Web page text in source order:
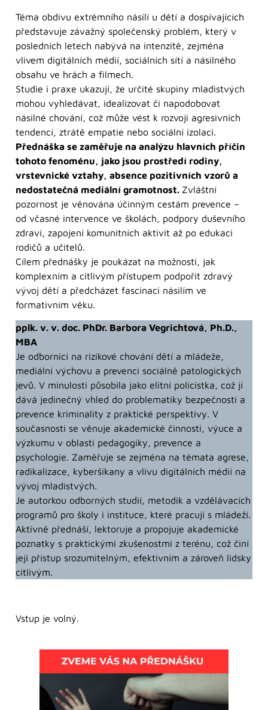
Téma obdivu extrémního násilí u dětí a dospívajících
představuje závažný společenský problém, který v
posledních letech nabývá na intenzitě, zejména
vlivem digitálních médií, sociálních sítí a násilného
obsahu ve hrách a filmech.
Studie i praxe ukazují, že určité skupiny mladistvých
mohou vyhledávat, idealizovat či napodobovat
násilné chování, což může vést k rozvoji agresivních
tendencí, ztrátě empatie nebo sociální izolaci.
Přednáška se zaměřuje na analýzu hlavních příčin
tohoto fenoménu, jako jsou prostředí rodiny,
vrstevnické vztahy, absence pozitivních vzorů a
nedostatečná mediální gramotnost. Zvláštní
pozornost je věnována účinným cestám prevence –
od včasné intervence ve školách, podpory duševního
zdraví, zapojení komunitních aktivit až po edukaci
rodičů a učitelů.
Cílem přednášky je poukázat na možnosti, jak
komplexním a citlivým přístupem podpořit zdravý
vývoj dětí a předcházet fascinaci násilím ve
formativním věku.
pplk. v. v. doc. PhDr. Barbora Vegrichtová, Ph.D.,
MBA
Je odbornicí na rizikové chování dětí a mládeže,
mediální výchovu a prevenci sociálně patologických
jevů. V minulosti působila jako elitní policistka, což jí
dává jedinečný vhled do problematiky bezpečnosti a
prevence kriminality z praktické perspektivy. V
současnosti se věnuje akademické činnosti, výuce a
výzkumu v oblasti pedagogiky, prevence a
psychologie. Zaměřuje se zejména na témata agrese,
radikalizace, kyberšikany a vlivu digitálních médií na
vývoj mladistvých.
Je autorkou odborných studií, metodik a vzdělávacích
programů pro školy i instituce, které pracují s mládeží.
Aktivně přednáší, lektoruje a propojuje akademické
poznatky s praktickými zkušenostmi z terénu, což činí
její přístup srozumitelným, efektivním a zároveň lidsky
citlivým.
Vstup je volný.